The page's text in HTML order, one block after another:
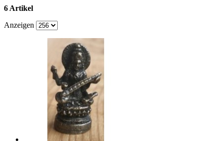
6 Artikel
Anzeigen